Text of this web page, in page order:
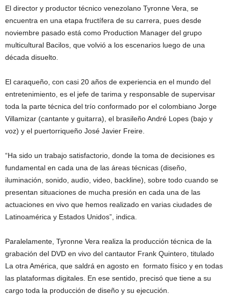
El director y productor técnico venezolano Tyronne Vera, se
encuentra en una etapa fructífera de su carrera, pues desde
noviembre pasado está como Production Manager del grupo
multicultural Bacilos, que volvió a los escenarios luego de una
década disuelto.
El caraqueño, con casi 20 años de experiencia en el mundo del
entretenimiento, es el jefe de tarima y responsable de supervisar
toda la parte técnica del trío conformado por el colombiano Jorge
Villamizar (cantante y guitarra), el brasileño André Lopes (bajo y
voz) y el puertorriqueño José Javier Freire.
“Ha sido un trabajo satisfactorio, donde la toma de decisiones es
fundamental en cada una de las áreas técnicas (diseño,
iluminación, sonido, audio, video, backline), sobre todo cuando se
presentan situaciones de mucha presión en cada una de las
actuaciones en vivo que hemos realizado en varias ciudades de
Latinoamérica y Estados Unidos”, indica.
Paralelamente, Tyronne Vera realiza la producción técnica de la
grabación del DVD en vivo del cantautor Frank Quintero, titulado
La otra América, que saldrá en agosto en formato físico y en todas
las plataformas digitales. En ese sentido, precisó que tiene a su
cargo toda la producción de diseño y su ejecución.